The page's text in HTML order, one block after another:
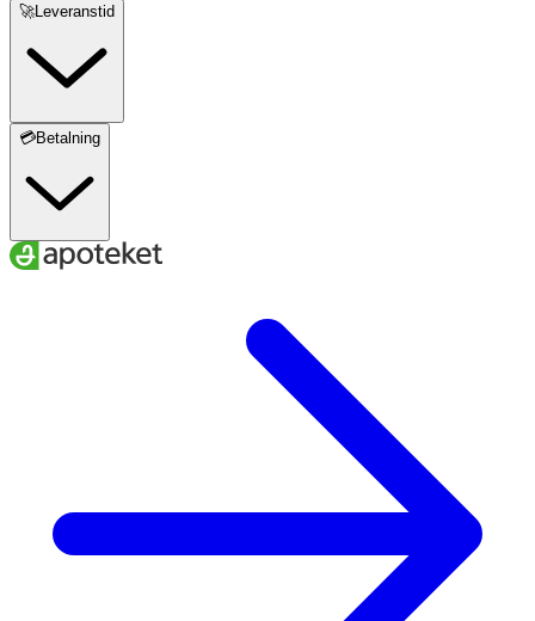
🚀Leveranstid
💳Betalning